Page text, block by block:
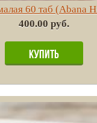
60 таб (Abana
400.00 руб.